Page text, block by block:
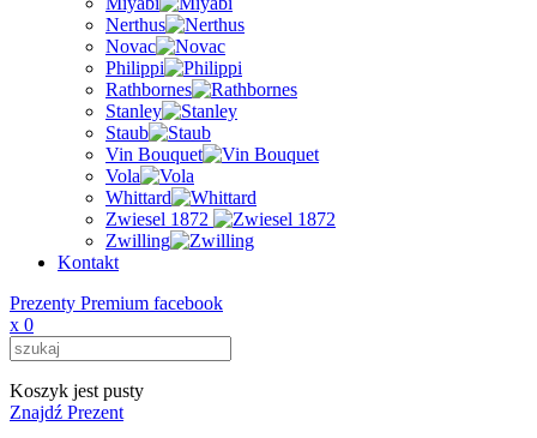
Nerthus
Novac
Philippi
Rathbornes
Stanley
Staub
Vin Bouquet
Vola
Whittard
Zwiesel 1872
Zwilling
Kontakt
Prezenty Premium facebook
x 0
Koszyk jest pusty
Znajdź Prezent